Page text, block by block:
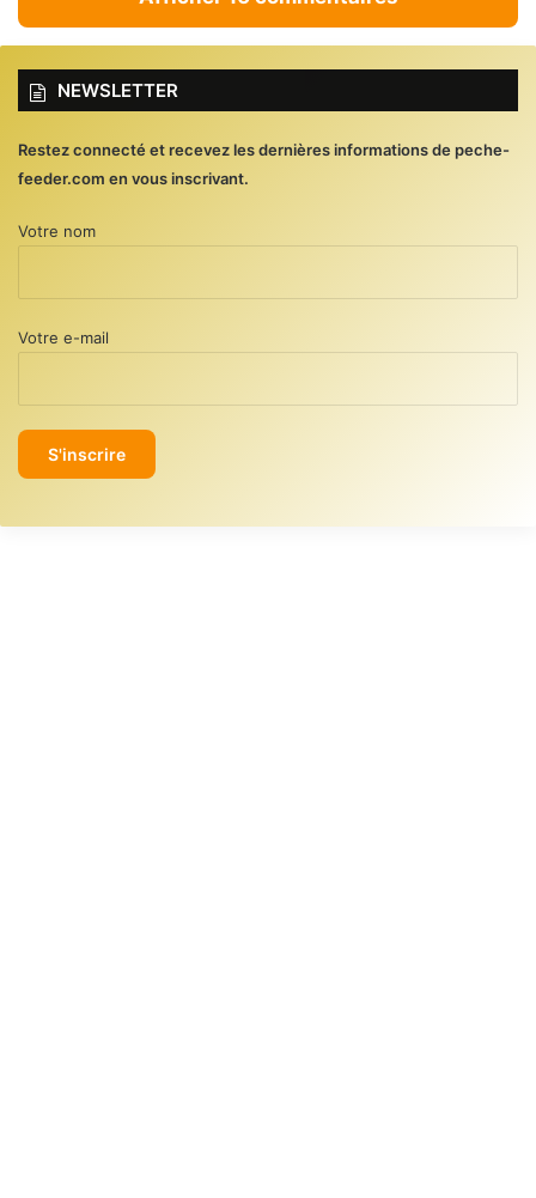
NEWSLETTER
Restez connecté et recevez les dernières informations de peche-
feeder.com en vous inscrivant.
Votre nom
Votre e-mail